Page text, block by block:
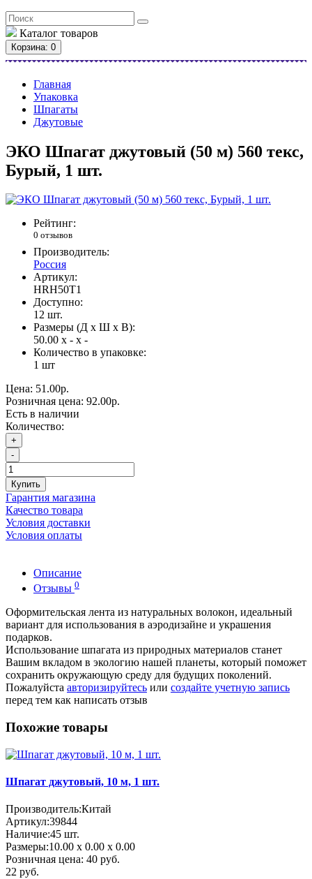
Каталог товаров
Корзина: 0
Главная
Упаковка
Шпагаты
Джутовые
ЭКО Шпагат джутовый (50 м) 560 текс,
Бурый, 1 шт.
Рейтинг:
0 отзывов
Производитель:
Россия
Артикул:
HRH50T1
Доступно:
12 шт.
Размеры (Д x Ш x В):
50.00 x - x -
Количество в упаковке:
1 шт
Цена: 51.00р.
Розничная цена: 92.00р.
Есть в наличии
Количество:
+
-
Купить
Гарантия магазина
Качество товара
Условия доставки
Условия оплаты
Описание
Отзывы 0
Оформительская лента из натуральных волокон, идеальный
вариант для использования в аэродизайне и украшения
подарков.
Использование шпагата из природных материалов станет
Вашим вкладом в экологию нашей планеты, который поможет
сохранить окружающую среду для будущих поколений.
Пожалуйста авторизируйтесь или создайте учетную запись
перед тем как написать отзыв
Похожие товары
Шпагат джутовый, 10 м, 1 шт.
Производитель:Китай
Артикул:39844
Наличие:45 шт.
Размеры:10.00 х 0.00 х 0.00
Розничная цена: 40 руб.
22 руб.